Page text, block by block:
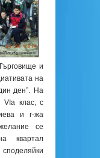
и
на
ден”. На
VІа клас, с
и г-жа
се
квартал